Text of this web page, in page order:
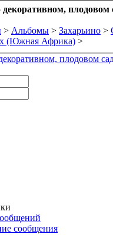
декоративном, плодовом
> Альбомы > Захарьино >
(Южная Африка) >
сообщения